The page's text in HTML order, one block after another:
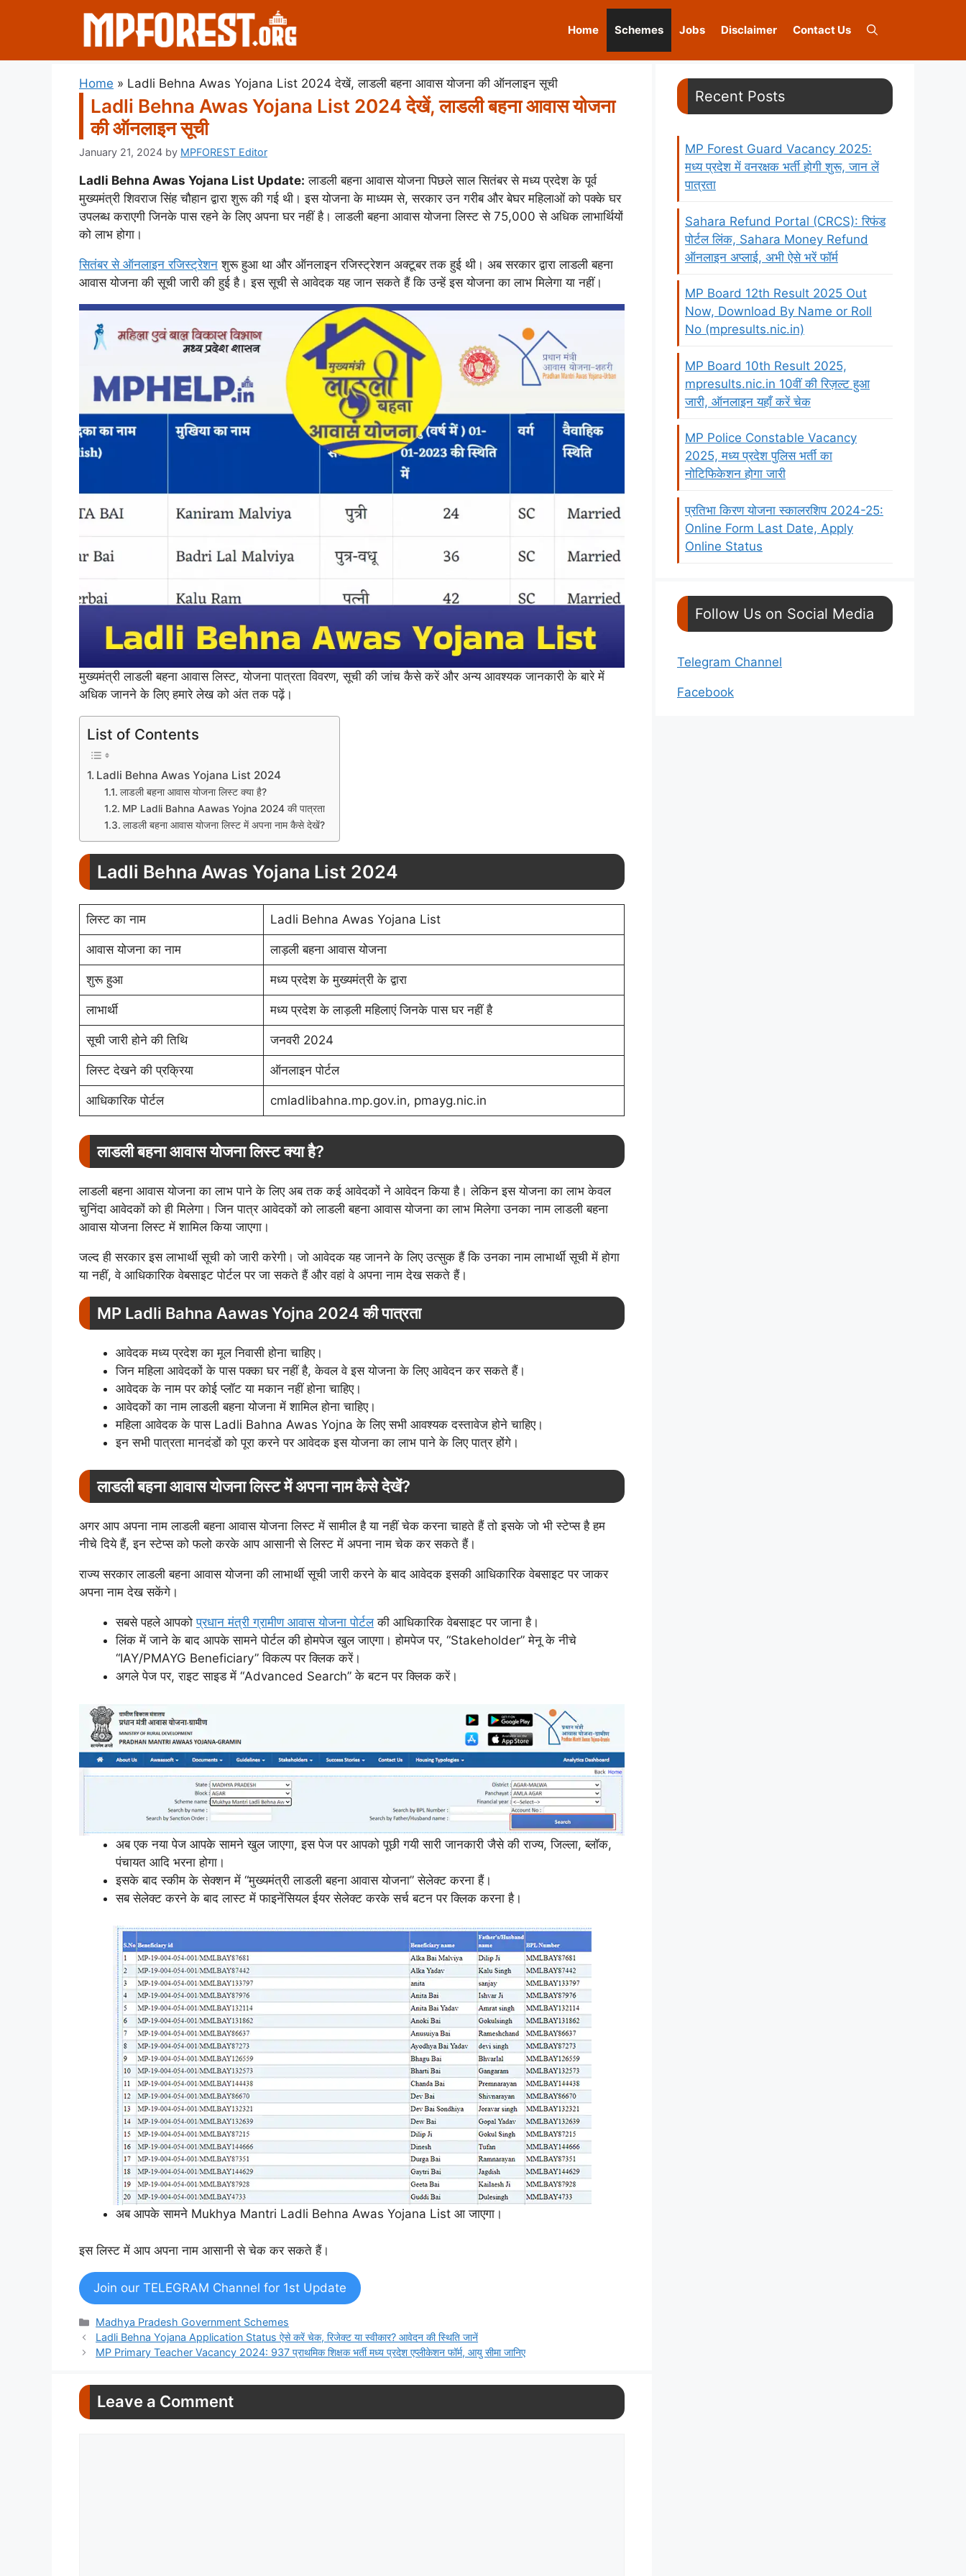
Home Schemes Jobs Disclaimer Contact Us
Home » Ladli Behna Awas Yojana List 2024 देखें, लाडली बहना आवास योजना की ऑनलाइन सूची
Ladli Behna Awas Yojana List 2024 देखें, लाडली बहना आवास योजना
की ऑनलाइन सूची
January 21, 2024 by MPFOREST Editor
Ladli Behna Awas Yojana List Update: लाडली बहना आवास योजना पिछले साल सितंबर से मध्य प्रदेश के पूर्व
मुख्यमंत्री शिवराज सिंह चौहान द्वारा शुरू की गई थी। इस योजना के माध्यम से, सरकार उन गरीब और बेघर महिलाओं को पक्के घर
उपलब्ध कराएगी जिनके पास रहने के लिए अपना घर नहीं है। लाडली बहना आवास योजना लिस्ट से 75,000 से अधिक लाभार्थियों
को लाभ होगा।
सितंबर से ऑनलाइन रजिस्ट्रेशन शुरू हुआ था और ऑनलाइन रजिस्ट्रेशन अक्टूबर तक हुई थी। अब सरकार द्वारा लाडली बहना
आवास योजना की सूची जारी की हुई है। इस सूची से आवेदक यह जान सकते हैं कि उन्हें इस योजना का लाभ मिलेगा या नहीं।
मुख्यमंत्री लाडली बहना आवास लिस्ट, योजना पात्रता विवरण, सूची की जांच कैसे करें और अन्य आवश्यक जानकारी के बारे में
अधिक जानने के लिए हमारे लेख को अंत तक पढ़ें।
List of Contents
Ladli Behna Awas Yojana List 2024
लाडली बहना आवास योजना लिस्ट क्या है?
MP Ladli Bahna Aawas Yojna 2024 की पात्रता
लाडली बहना आवास योजना लिस्ट में अपना नाम कैसे देखें?
Ladli Behna Awas Yojana List 2024
लिस्ट का नाम Ladli Behna Awas Yojana List
आवास योजना का नाम लाड़ली बहना आवास योजना
शुरू हुआ मध्य प्रदेश के मुख्यमंत्री के द्वारा
लाभार्थी मध्य प्रदेश के लाड़ली महिलाएं जिनके पास घर नहीं है
सूची जारी होने की तिथि जनवरी 2024
लिस्ट देखने की प्रक्रिया ऑनलाइन पोर्टल
आधिकारिक पोर्टल cmladlibahna.mp.gov.in, pmayg.nic.in
लाडली बहना आवास योजना लिस्ट क्या है?
लाडली बहना आवास योजना का लाभ पाने के लिए अब तक कई आवेदकों ने आवेदन किया है। लेकिन इस योजना का लाभ केवल
चुनिंदा आवेदकों को ही मिलेगा। जिन पात्र आवेदकों को लाडली बहना आवास योजना का लाभ मिलेगा उनका नाम लाडली बहना
आवास योजना लिस्ट में शामिल किया जाएगा।
जल्द ही सरकार इस लाभार्थी सूची को जारी करेगी। जो आवेदक यह जानने के लिए उत्सुक हैं कि उनका नाम लाभार्थी सूची में होगा
या नहीं, वे आधिकारिक वेबसाइट पोर्टल पर जा सकते हैं और वहां वे अपना नाम देख सकते हैं।
MP Ladli Bahna Aawas Yojna 2024 की पात्रता
आवेदक मध्य प्रदेश का मूल निवासी होना चाहिए।
जिन महिला आवेदकों के पास पक्का घर नहीं है, केवल वे इस योजना के लिए आवेदन कर सकते हैं।
आवेदक के नाम पर कोई प्लॉट या मकान नहीं होना चाहिए।
आवेदकों का नाम लाडली बहना योजना में शामिल होना चाहिए।
महिला आवेदक के पास Ladli Bahna Awas Yojna के लिए सभी आवश्यक दस्तावेज होने चाहिए।
इन सभी पात्रता मानदंडों को पूरा करने पर आवेदक इस योजना का लाभ पाने के लिए पात्र होंगे।
लाडली बहना आवास योजना लिस्ट में अपना नाम कैसे देखें?
अगर आप अपना नाम लाडली बहना आवास योजना लिस्ट में सामील है या नहीं चेक करना चाहते हैं तो इसके जो भी स्टेप्स है हम
नीचे दिये हैं, इन स्टेप्स को फलो करके आप आसानी से लिस्ट में अपना नाम चेक कर सकते हैं।
राज्य सरकार लाडली बहना आवास योजना की लाभार्थी सूची जारी करने के बाद आवेदक इसकी आधिकारिक वेबसाइट पर जाकर
अपना नाम देख सकेंगे।
सबसे पहले आपकोप्रधान मंत्री ग्रामीण आवास योजना पोर्टलकी आधिकारिक वेबसाइट पर जाना है।
लिंक में जाने के बाद आपके सामने पोर्टल की होमपेज खुल जाएगा। होमपेज पर, “Stakeholder” मेनू के नीचे
“IAY/PMAYG Beneficiary” विकल्प पर क्लिक करें।
अगले पेज पर, राइट साइड में “Advanced Search” के बटन पर क्लिक करें।
अब एक नया पेज आपके सामने खुल जाएगा, इस पेज पर आपको पूछी गयी सारी जानकारी जैसे की राज्य, जिल्ला, ब्लॉक,
पंचायत आदि भरना होगा।
इसके बाद स्कीम के सेक्शन में “मुख्यमंत्री लाडली बहना आवास योजना” सेलेक्ट करना हैं।
सब सेलेक्ट करने के बाद लास्ट में फाइनेंसियल ईयर सेलेक्ट करके सर्च बटन पर क्लिक करना है।
अब आपके सामने Mukhya Mantri Ladli Behna Awas Yojana List आ जाएगा।
इस लिस्ट में आप अपना नाम आसानी से चेक कर सकते हैं।
Join our TELEGRAM Channel for 1st Update
Categories
Madhya Pradesh Government Schemes
Ladli Behna Yojana Application Status ऐसे करें चेक, रिजेक्ट या स्वीकार? आवेदन की स्थिति जानें
MP Primary Teacher Vacancy 2024: 937 प्राथमिक शिक्षक भर्ती मध्य प्रदेश एप्लीकेशन फॉर्म, आयु सीमा जानिए
Leave a Comment
Recent Posts
MP Forest Guard Vacancy 2025:
मध्य प्रदेश में वनरक्षक भर्ती होगी शुरू, जान लें
पात्रता
Sahara Refund Portal (CRCS): रिफंड
पोर्टल लिंक, Sahara Money Refund
ऑनलाइन अप्लाई, अभी ऐसे भरें फॉर्म
MP Board 12th Result 2025 Out
Now, Download By Name or Roll
No (mpresults.nic.in)
MP Board 10th Result 2025,
mpresults.nic.in 10वीं की रिज़ल्ट हुआ
जारी, ऑनलाइन यहाँ करें चेक
MP Police Constable Vacancy
2025, मध्य प्रदेश पुलिस भर्ती का
नोटिफिकेशन होगा जारी
प्रतिभा किरण योजना स्कालरशिप 2024-25:
Online Form Last Date, Apply
Online Status
Follow Us on Social Media
Telegram Channel
Facebook